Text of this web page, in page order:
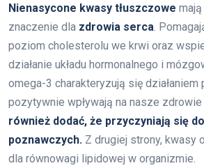
Nienasycone kwasy tłuszczowe
znaczenie dla zdrowia serca .
poziom cholesterolu we krwi oraz
działanie układu hormonalnego i
omega-3 charakteryzują się
pozytywnie wpływają na nasze zdrowie
również dodać, że przyczyniają się
poznawczych. Z drugiej strony, kwasy
dla równowagi lipidowej w organizmie.